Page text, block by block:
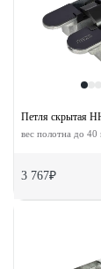
Петля скрытая
вес полотна до 40
3 767₽